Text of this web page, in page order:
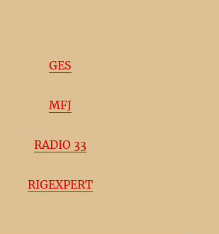
GES
MFJ
RADIO 33
RIGEXPERT